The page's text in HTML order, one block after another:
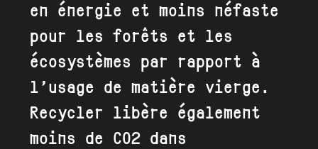
en énergie et moins néfaste
pour les forêts et les
écosystèmes par rapport à
l’usage de matière vierge.
Recycler libère également
moins de CO2 dans